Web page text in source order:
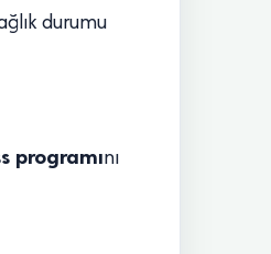
durumu
programını